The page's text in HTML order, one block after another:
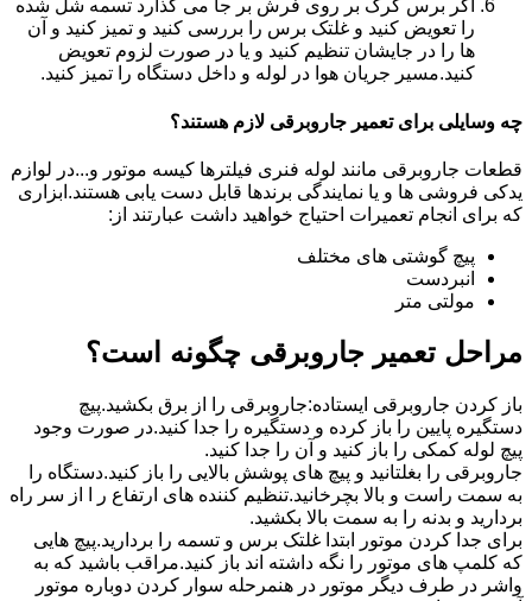
اگر برس کرک بر روی فرش بر جا می گذارد تسمه شل شده
را تعویض کنید و غلتک برس را بررسی کنید و تمیز کنید و آن
ها را در جایشان تنظیم کنید و یا در صورت لزوم تعویض
کنید.مسیر جریان هوا در لوله و داخل دستگاه را تمیز کنید.
چه وسایلی برای تعمیر جاروبرقی لازم هستند؟
قطعات جاروبرقی مانند لوله فنری فیلترها کیسه موتور و...در لوازم
یدکی فروشی ها و یا نمایندگی برندها قابل دست یابی هستند.ابزاری
که برای انجام تعمیرات احتیاج خواهید داشت عبارتند از:
پیچ گوشتی های مختلف
انبردست
مولتی متر
مراحل تعمیر جاروبرقی چگونه است؟
باز کردن جاروبرقی ایستاده:جاروبرقی را از برق بکشید.پیچ
دستگیره پایین را باز کرده و دستگیره را جدا کنید.در صورت وجود
پیچ لوله کمکی را باز کنید و آن را جدا کنید.
جاروبرقی را بغلتانید و پیچ های پوشش بالایی را باز کنید.دستگاه را
به سمت راست و بالا بچرخانید.تنظیم کننده های ارتفاع ر ا از سر راه
بردارید و بدنه را به سمت بالا بکشید.
برای جدا کردن موتور ابتدا غلتک برس و تسمه را بردارید.پیچ هایی
که کلمپ های موتور را نگه داشته اند باز کنید.مراقب باشید که به
واشر در طرف دیگر موتور در هنمرحله سوار کردن دوباره موتور